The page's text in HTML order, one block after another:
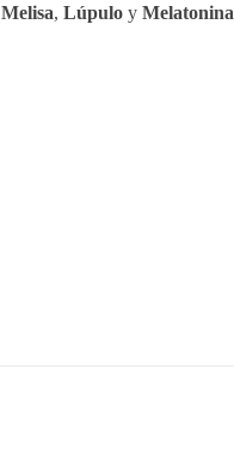
Melisa, Lúpulo y Melatonina